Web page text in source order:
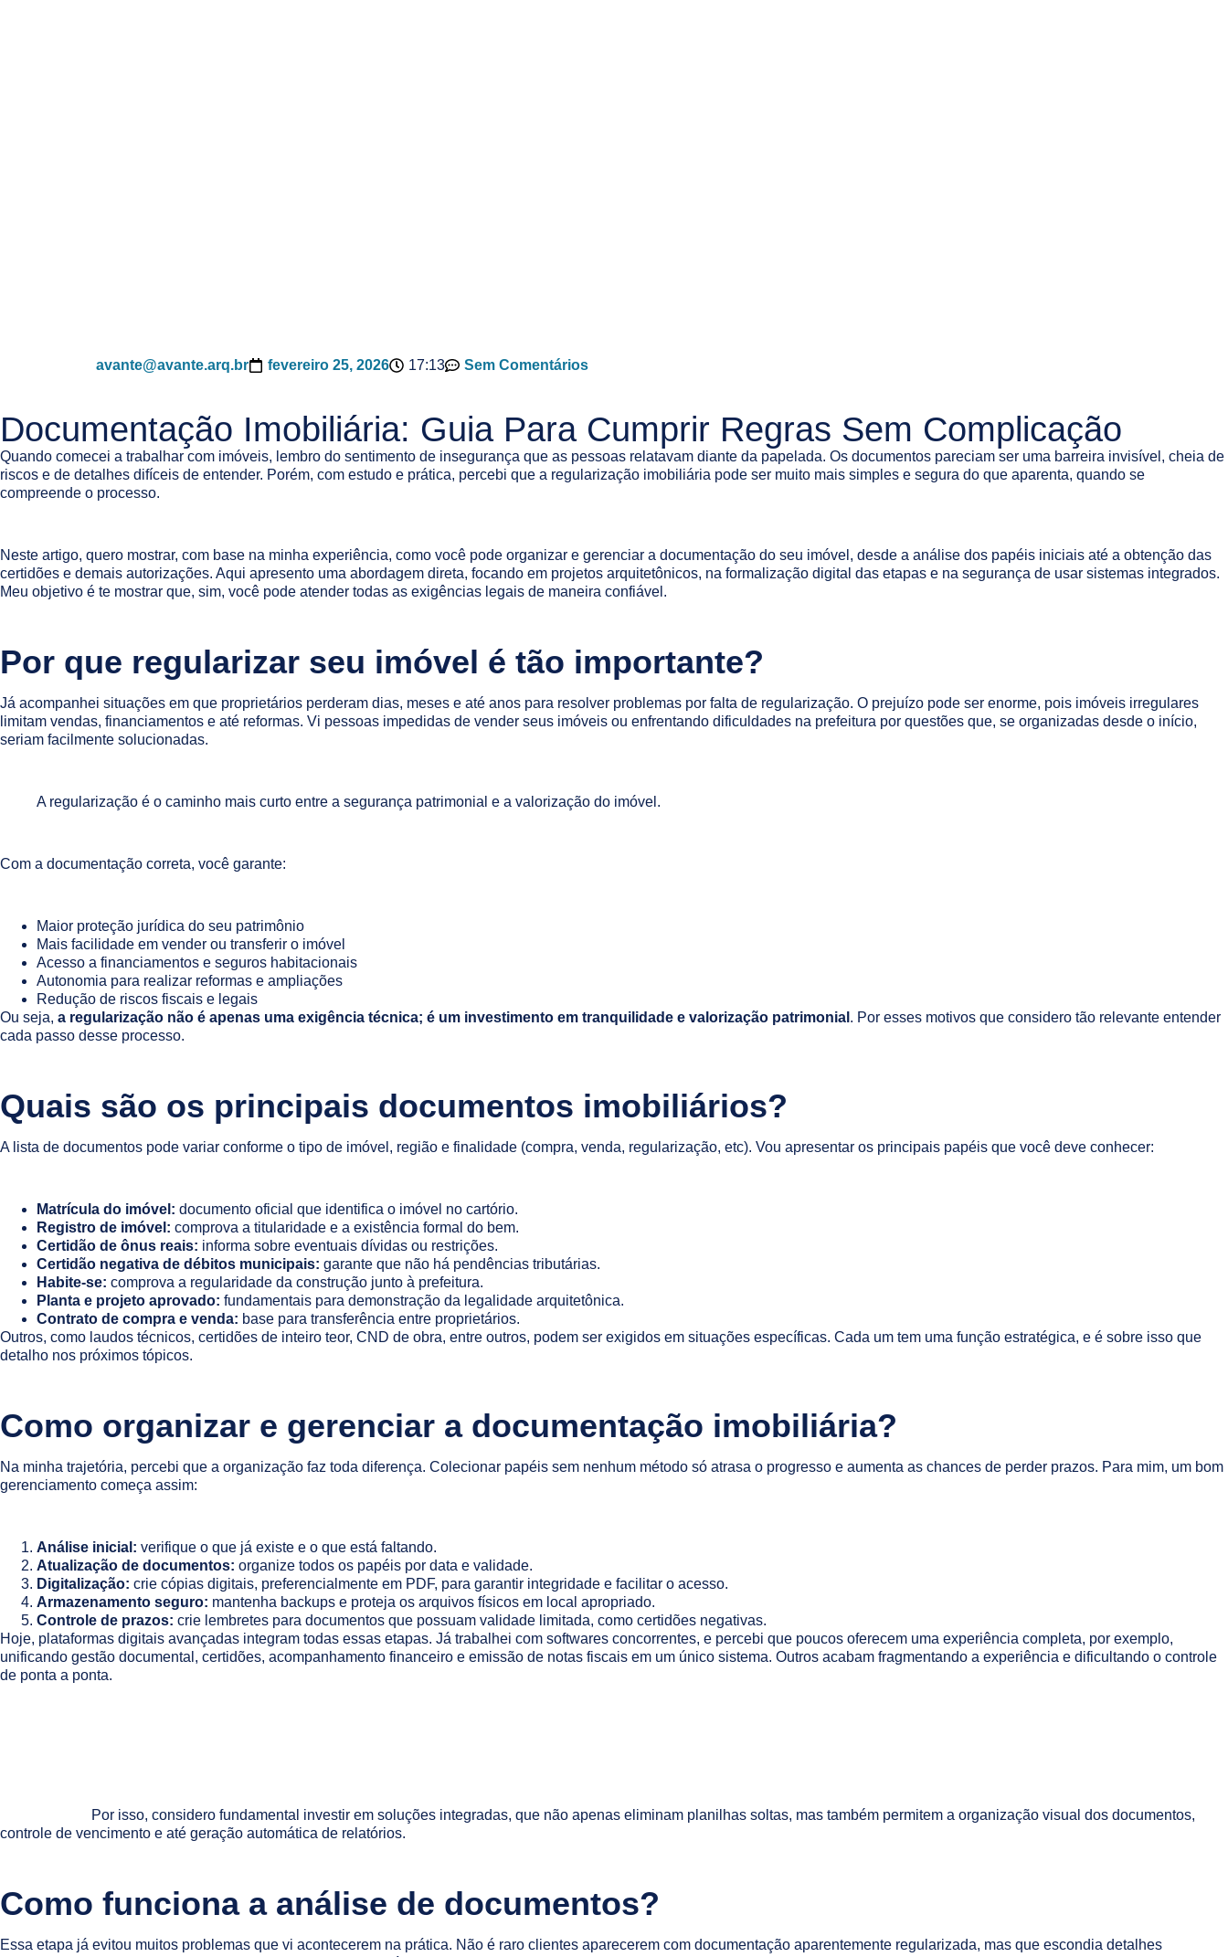
avante@avante.arq.br fevereiro 25, 2026 17:13 Sem Comentários
Documentação Imobiliária: Guia Para Cumprir Regras Sem Complicação
Quando comecei a trabalhar com imóveis, lembro do sentimento de insegurança que as pessoas relatavam diante da papelada. Os documentos pareciam ser uma barreira invisível, cheia de
riscos e de detalhes difíceis de entender. Porém, com estudo e prática, percebi que a regularização imobiliária pode ser muito mais simples e segura do que aparenta, quando se
compreende o processo.
Neste artigo, quero mostrar, com base na minha experiência, como você pode organizar e gerenciar a documentação do seu imóvel, desde a análise dos papéis iniciais até a obtenção das
certidões e demais autorizações. Aqui apresento uma abordagem direta, focando em projetos arquitetônicos, na formalização digital das etapas e na segurança de usar sistemas integrados.
Meu objetivo é te mostrar que, sim, você pode atender todas as exigências legais de maneira confiável.
Por que regularizar seu imóvel é tão importante?
Já acompanhei situações em que proprietários perderam dias, meses e até anos para resolver problemas por falta de regularização. O prejuízo pode ser enorme, pois imóveis irregulares
limitam vendas, financiamentos e até reformas. Vi pessoas impedidas de vender seus imóveis ou enfrentando dificuldades na prefeitura por questões que, se organizadas desde o início,
seriam facilmente solucionadas.
A regularização é o caminho mais curto entre a segurança patrimonial e a valorização do imóvel.
Com a documentação correta, você garante:
Maior proteção jurídica do seu patrimônio
Mais facilidade em vender ou transferir o imóvel
Acesso a financiamentos e seguros habitacionais
Autonomia para realizar reformas e ampliações
Redução de riscos fiscais e legais
Ou seja, a regularização não é apenas uma exigência técnica; é um investimento em tranquilidade e valorização patrimonial . Por esses motivos que considero tão relevante entender
cada passo desse processo.
Quais são os principais documentos imobiliários?
A lista de documentos pode variar conforme o tipo de imóvel, região e finalidade (compra, venda, regularização, etc). Vou apresentar os principais papéis que você deve conhecer:
Matrícula do imóvel: documento oficial que identifica o imóvel no cartório.
Registro de imóvel: comprova a titularidade e a existência formal do bem.
Certidão de ônus reais: informa sobre eventuais dívidas ou restrições.
Certidão negativa de débitos municipais: garante que não há pendências tributárias.
Habite-se: comprova a regularidade da construção junto à prefeitura.
Planta e projeto aprovado: fundamentais para demonstração da legalidade arquitetônica.
Contrato de compra e venda: base para transferência entre proprietários.
Outros, como laudos técnicos, certidões de inteiro teor, CND de obra, entre outros, podem ser exigidos em situações específicas. Cada um tem uma função estratégica, e é sobre isso que
detalho nos próximos tópicos.
Como organizar e gerenciar a documentação imobiliária?
Na minha trajetória, percebi que a organização faz toda diferença. Colecionar papéis sem nenhum método só atrasa o progresso e aumenta as chances de perder prazos. Para mim, um bom
gerenciamento começa assim:
Análise inicial: verifique o que já existe e o que está faltando.
Atualização de documentos: organize todos os papéis por data e validade.
Digitalização: crie cópias digitais, preferencialmente em PDF, para garantir integridade e facilitar o acesso.
Armazenamento seguro: mantenha backups e proteja os arquivos físicos em local apropriado.
Controle de prazos: crie lembretes para documentos que possuam validade limitada, como certidões negativas.
Hoje, plataformas digitais avançadas integram todas essas etapas. Já trabalhei com softwares concorrentes, e percebi que poucos oferecem uma experiência completa, por exemplo,
unificando gestão documental, certidões, acompanhamento financeiro e emissão de notas fiscais em um único sistema. Outros acabam fragmentando a experiência e dificultando o controle
de ponta a ponta.
Por isso, considero fundamental investir em soluções integradas, que não apenas eliminam planilhas soltas, mas também permitem a organização visual dos documentos,
controle de vencimento e até geração automática de relatórios.
Como funciona a análise de documentos?
Essa etapa já evitou muitos problemas que vi acontecerem na prática. Não é raro clientes aparecerem com documentação aparentemente regularizada, mas que escondia detalhes